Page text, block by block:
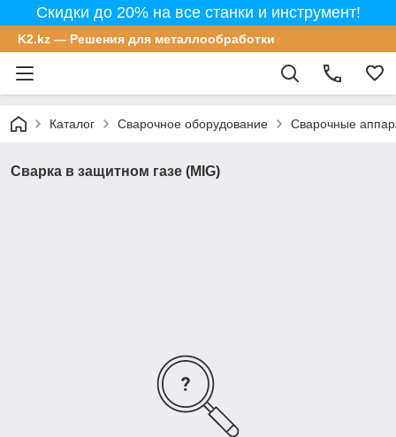
Скидки до 20% на все станки и инструмент!
K2.kz — Решения для металлообработки
Каталог Сварочное оборудование Сварочные
Сварка в защитном газе (MIG)